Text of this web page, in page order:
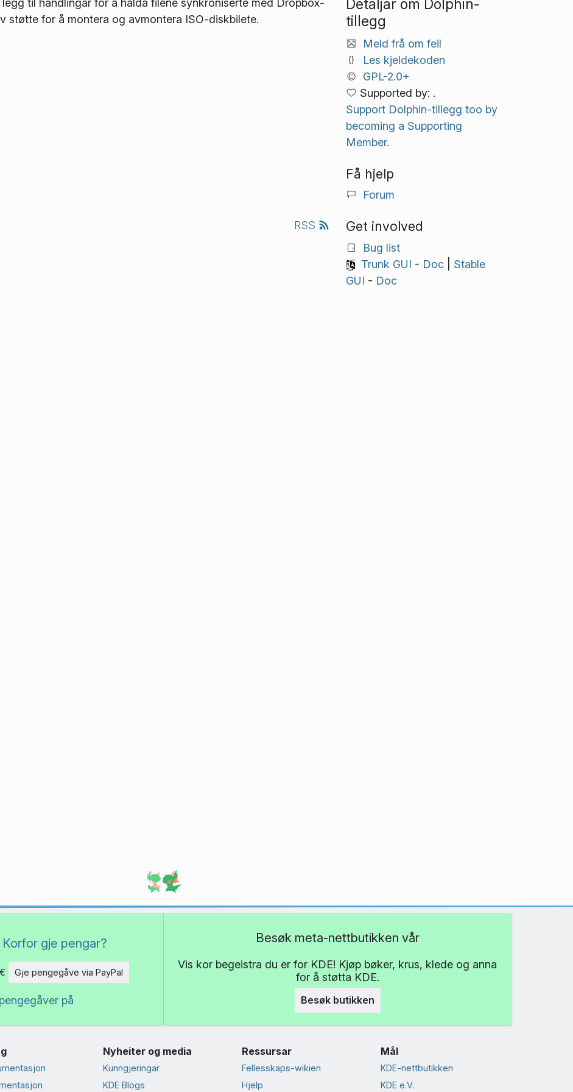
til handlingar for å halda filene synkroniserte med Dropbox-
støtte for å montera og avmontera ISO-diskbilete.
RSS
Detaljar om Dolphin-
tillegg
Meld frå om feil
Les kjeldekoden
GPL-2.0+
Supported by: .
Support Dolphin-tillegg too by
becoming a Supporting
Member.
Få hjelp
Forum
Get involved
Bug list
Trunk GUI - Doc| Stable
GUI - Doc
Korfor gje pengar?
€ Gje pengegåve via PayPal
på
Besøk meta-nettbutikken vår
Vis kor begeistra du er for KDE! Kjøp bøker, krus, klede og anna
for å støtta KDE.
Besøk butikken
Nyheiter og media
Kunngjeringar
KDE Blogs
Ressursar
Fellesskaps-wikien
Hjelp
Mål
KDE-nettbutikken
KDE e.V.